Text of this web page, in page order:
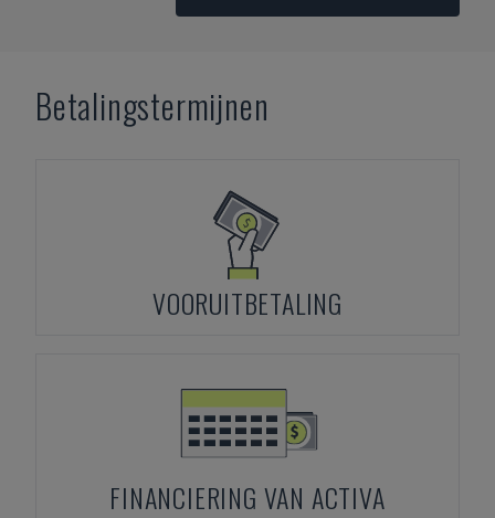
Betalingstermijnen
VOORUITBETALING
FINANCIERING VAN ACTIVA